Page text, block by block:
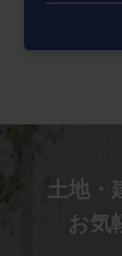
土地・
お気